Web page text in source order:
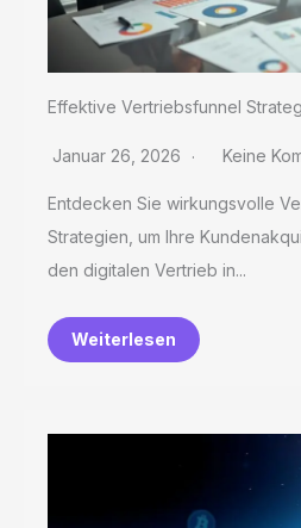
Effektive Vertriebsfunnel
Januar 26, 2026 Keine
Entdecken Sie wirkungsvolle
Strategien, um Ihre
den digitalen Vertrieb in...
Weiterlesen